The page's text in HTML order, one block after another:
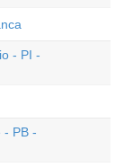
- PI -
- PB -